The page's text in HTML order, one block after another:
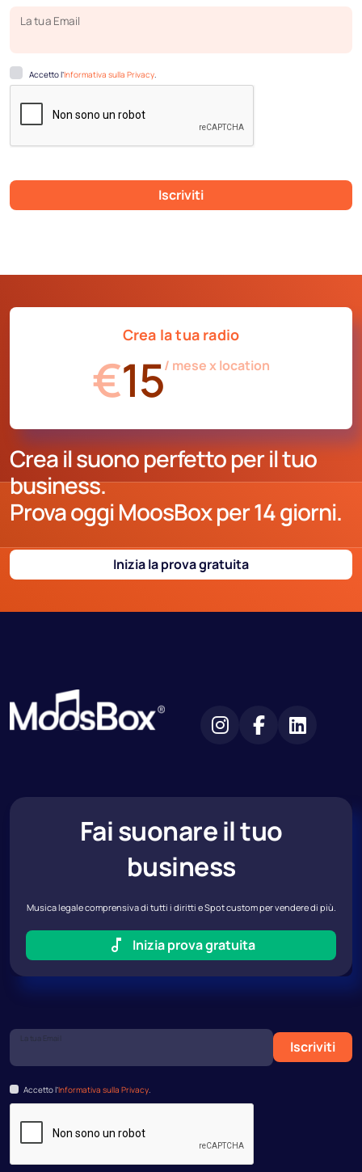
La tua Email
Accetto l’Informativa sulla Privacy.
Iscriviti
Crea il suono perfetto per il tuo
business.
Prova oggi MoosBox per 14 giorni.
Inizia la prova gratuita
Crea la tua radio
€15/ mese x location
Fai suonare il tuo
business
Musica legale comprensiva di tutti i diritti e Spot custom per vendere di più.
Inizia prova gratuita
La tua Email
Iscriviti
Accetto l’Informativa sulla Privacy.